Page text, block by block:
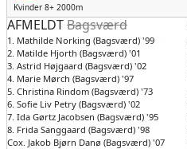
Kvinder 8+ 2000m
AFMELDTBagsværd
1. Mathilde Norking (Bagsværd) '99
2. Matilde Hjorth (Bagsværd) '01
3. Astrid Højgaard (Bagsværd) '02
4. Marie Mørch (Bagsværd) '97
5. Christina Rindom (Bagsværd) '73
6. Sofie Liv Petry (Bagsværd) '02
7. Ida Gørtz Jacobsen (Bagsværd) '95
8. Frida Sanggaard (Bagsværd) '98
Cox. Jakob Bjørn Danø (Bagsværd) '07